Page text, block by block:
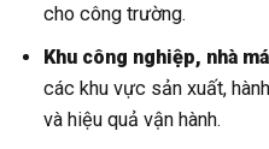
cho công trường.
Khu công nghiệp, nhà
các khu vực sản xuất,
và hiệu quả vận hành.